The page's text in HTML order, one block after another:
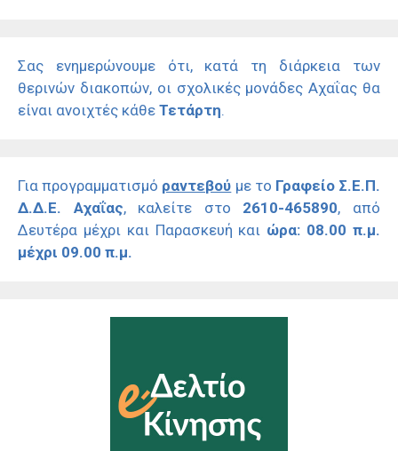
Σας ενημερώνουμε ότι, κατά τη διάρκεια των
θερινών διακοπών, οι σχολικές μονάδες Αχαΐας θα
είναι ανοιχτές κάθε Τετάρτη.
Για προγραμματισμό ραντεβού με το Γραφείο Σ.Ε.Π.
Δ.Δ.Ε. Αχαΐας, καλείτε στο 2610-465890, από
Δευτέρα μέχρι και Παρασκευή και ώρα: 08.00 π.μ.
μέχρι 09.00 π.μ.